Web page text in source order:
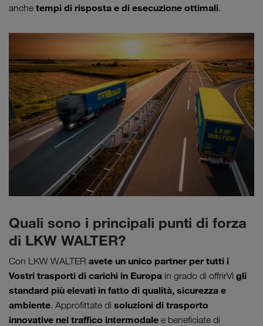
anche tempi di risposta e di esecuzione ottimali.
Quali sono i principali punti di forza
di LKW WALTER?
Con LKW WALTER avete un unico partner per tutti i
Vostri trasporti di carichi in Europa in grado di offrirVi gli
standard più elevati in fatto di qualità, sicurezza e
ambiente. Approfittate di soluzioni di trasporto
innovative nel traffico intermodale e beneficiate di